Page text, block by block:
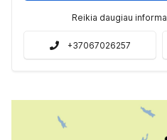
Reikia daugiau
+37067026257